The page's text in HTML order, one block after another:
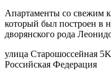
Апартаменты со свежим
который был построен в
дворянского рода
улица Старошоссейная
Российская Федерация